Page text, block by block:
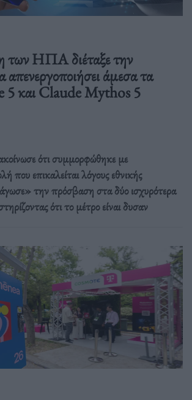
των ΗΠΑ διέταξε την
άμεσα τα
5 και Claude Mythos 5
ότι συμμορφώθηκε με
που επικαλείται λόγους εθνικής
την πρόσβαση στα δύο ισχυρότερα
ότι το μέτρο είναι δυσαν